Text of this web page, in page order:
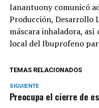
Ianantuony comunicó
Producción, Desarrollo
máscara inhaladora,
local del Ibuprofeno
TEMAS RELACIONADOS
SIGUIENTE
Preocupa el cierre de